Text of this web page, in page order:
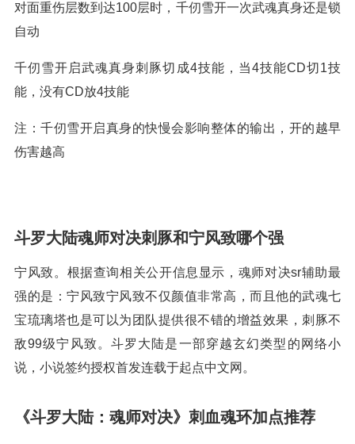
对面重伤层数到达100层时，千仞雪开一次武魂真身还是锁
自动
千仞雪开启武魂真身刺豚切成4技能，当4技能CD切1技
能，没有CD放4技能
注：千仞雪开启真身的快慢会影响整体的输出，开的越早
伤害越高
斗罗大陆魂师对决刺豚和宁风致哪个强
宁风致。根据查询相关公开信息显示，魂师对决sr辅助最
强的是：宁风致宁风致不仅颜值非常高，而且他的武魂七
宝琉璃塔也是可以为团队提供很不错的增益效果，刺豚不
敌99级宁风致。斗罗大陆是一部穿越玄幻类型的网络小
说，小说签约授权首发连载于起点中文网。
《斗罗大陆：魂师对决》刺血魂环加点推荐